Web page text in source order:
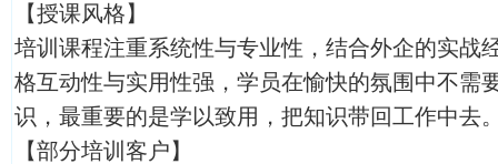
【授课风格】
培训课程注重系统性与专业性，结合外企的实战
格互动性与实用性强，学员在愉快的氛围中不需
识，最重要的是学以致用，把知识带回工作中去
【部分培训客户】